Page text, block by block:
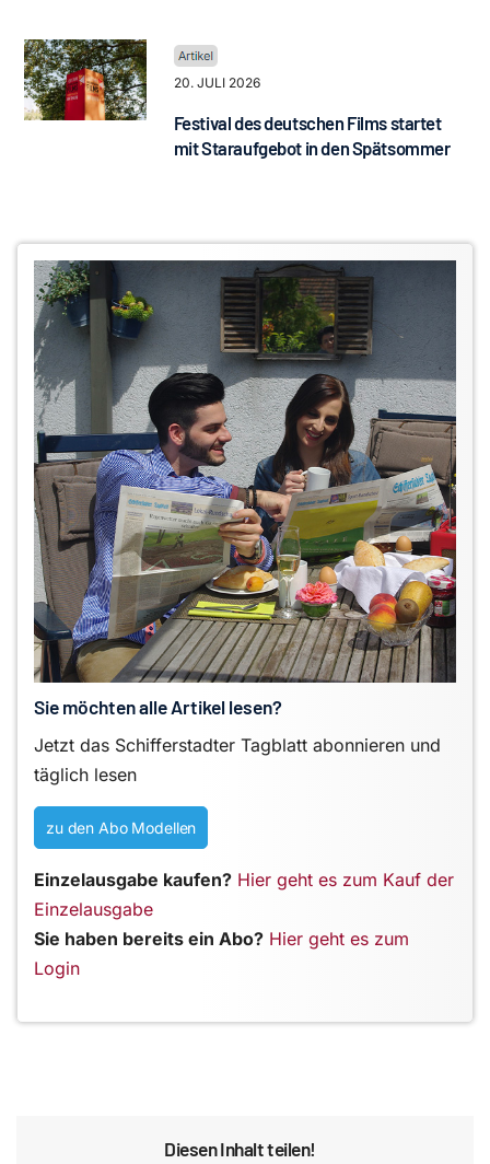
20. JULI 2026
Festival des deutschen Films startet
mit Staraufgebot in den Spätsommer
Sie möchten alle Artikel lesen?
Jetzt das Schifferstadter Tagblatt abonnieren und
täglich lesen
zu den Abo Modellen
Einzelausgabe kaufen? Hier geht es zum Kauf der
Einzelausgabe
Sie haben bereits ein Abo? Hier geht es zum
Login
Diesen Inhalt teilen!